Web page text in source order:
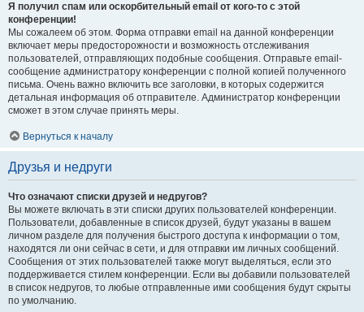
Я получил спам или оскорбительный email от кого-то с этой
конференции!
Мы сожалеем об этом. Форма отправки email на данной конференции
включает меры предосторожности и возможность отслеживания
пользователей, отправляющих подобные сообщения. Отправьте email-
сообщение администратору конференции с полной копией полученного
письма. Очень важно включить все заголовки, в которых содержится
детальная информация об отправителе. Администратор конференции
сможет в этом случае принять меры.
Вернуться к началу
Друзья и недруги
Что означают списки друзей и недругов?
Вы можете включать в эти списки других пользователей конференции.
Пользователи, добавленные в список друзей, будут указаны в вашем
личном разделе для получения быстрого доступа к информации о том,
находятся ли они сейчас в сети, и для отправки им личных сообщений.
Сообщения от этих пользователей также могут выделяться, если это
поддерживается стилем конференции. Если вы добавили пользователей
в список недругов, то любые отправленные ими сообщения будут скрыты
по умолчанию.